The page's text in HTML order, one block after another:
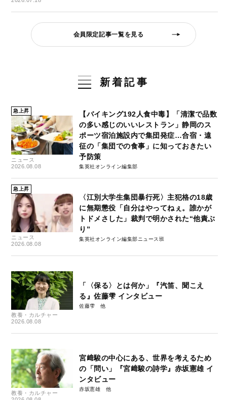
会員限定記事一覧を見る
新着記事
急上昇
ニュース
2026.08.08
【バイキング192人食中毒】「清潔で品数
の多い感じのいいレストラン」静岡のス
ポーツ宿泊施設内で集団発症…合宿・遠
征の「集団での食事」に知っておきたい
予防策
集英社オンライン編集部
急上昇
ニュース
2026.08.08
〈江別大学生集団暴行死〉主犯格の18歳
に無期懲役「自分はやってねぇ。誰かが
トドメさした」裁判で明かされた“他責ぶ
り”
集英社オンライン編集部ニュース班
教養・カルチャー
2026.08.08
「〈保る〉とは何か」『汽笛、聞こえ
る』佐藤雫 インタビュー
佐藤雫
教養・カルチャー
宮﨑駿の中心にある、世界を考えるため
の「問い」『宮﨑駿の詩学』赤坂憲雄 イ
ンタビュー
赤坂憲雄